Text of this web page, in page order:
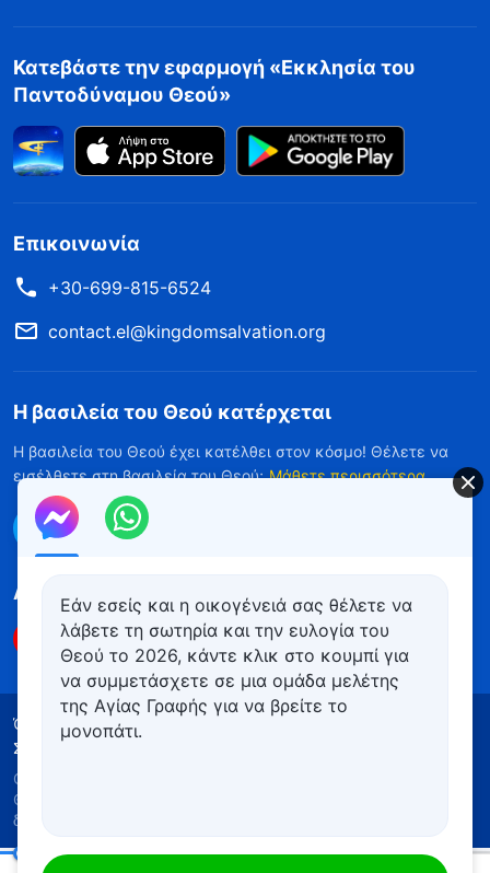
Κατεβάστε την εφαρμογή «Εκκλησία του
Παντοδύναμου Θεού»
Επικοινωνία
+30-699-815-6524
contact.el@kingdomsalvation.org
Η βασιλεία του Θεού κατέρχεται
Η βασιλεία του Θεού έχει κατέλθει στον κόσμο! Θέλετε να
εισέλθετε στη βασιλεία του Θεού; Μάθετε περισσότερα
Επικοινωνήστε μαζί μας μέσω Messenger
Ακολουθήστε μας
Όροι Χρήσης
Πολιτική απορρήτου
Συντελεστές
Copyright © 2026
Θεού
δικαιώματος.
Εάν εσείς και η οικογένειά σας θέλετε να
λάβετε τη σωτηρία και την ευλογία του
Θεού το 2026, κάντε κλικ στο κουμπί για
να συμμετάσχετε σε μια ομάδα μελέτης
της Αγίας Γραφής για να βρείτε το
μονοπάτι.